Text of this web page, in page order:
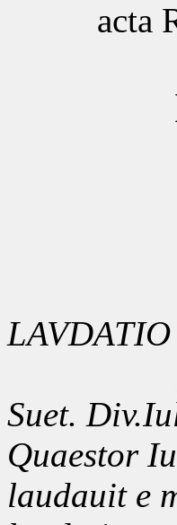
acta
Suet.
Quaestor
laudauit e